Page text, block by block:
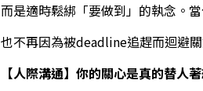
而是適時鬆綁「要做到」的執念。
也不再因為被deadline追趕而迴避
【人際溝通】你的關心是真的替人